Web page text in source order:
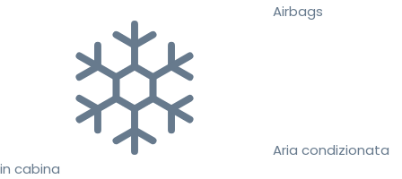
Airbags
Aria condizionata
in cabina